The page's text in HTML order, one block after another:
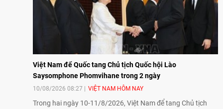
Việt Nam để Quốc tang Chủ tịch Quốc hội Lào
Saysomphone Phomvihane trong 2 ngày
10/08/2026 08:27 VIỆT NAM HÔM NAY
Trong hai ngày 10-11/8/2026, Việt Nam để tang Chủ tịch